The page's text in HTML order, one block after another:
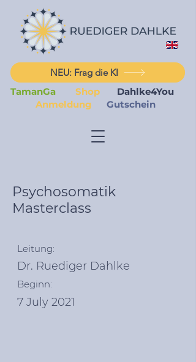
NEU: Frag die KI
TamanGa
Shop
Dahlke4You
Anmeldung
Gutschein
Psychosomatik
Masterclass
Leitung:
Dr. Ruediger Dahlke
Beginn:
7 July 2021